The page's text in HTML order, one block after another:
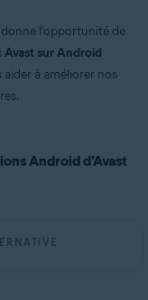
l'opportunité de
Avast sur Android
à améliorer nos
Android d'Avast